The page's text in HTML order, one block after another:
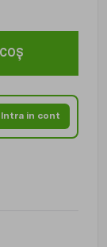
Intra in cont